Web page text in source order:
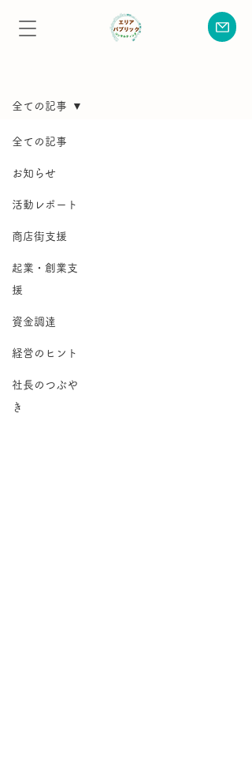
全ての記事
お知らせ
活動レポート
商店街支援
起業・創業支
援
資金調達
経営のヒント
社長のつぶや
き
全ての記事